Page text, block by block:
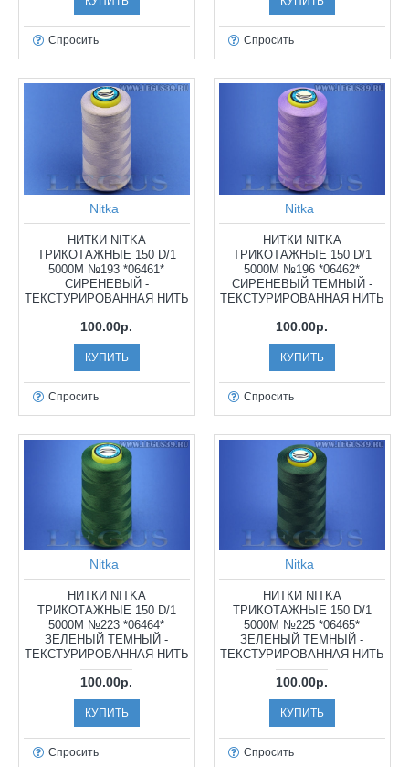
Спросить Спросить
Nitka
НИТКИ NITKA
ТРИКОТАЖНЫЕ 150 D/1
5000М №193 *06461*
СИРЕНЕВЫЙ -
ТЕКСТУРИРОВАННАЯ НИТЬ
100.00р.
КУПИТЬ
Спросить
Nitka
НИТКИ NITKA
ТРИКОТАЖНЫЕ 150 D/1
5000М №196 *06462*
СИРЕНЕВЫЙ ТЕМНЫЙ -
ТЕКСТУРИРОВАННАЯ НИТЬ
100.00р.
КУПИТЬ
Спросить
Nitka
НИТКИ NITKA
ТРИКОТАЖНЫЕ 150 D/1
5000М №223 *06464*
ЗЕЛЕНЫЙ ТЕМНЫЙ -
ТЕКСТУРИРОВАННАЯ НИТЬ
100.00р.
КУПИТЬ
Спросить
Nitka
НИТКИ NITKA
ТРИКОТАЖНЫЕ 150 D/1
5000М №225 *06465*
ЗЕЛЕНЫЙ ТЕМНЫЙ -
ТЕКСТУРИРОВАННАЯ НИТЬ
100.00р.
КУПИТЬ
Спросить